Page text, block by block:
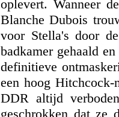
oplevert. Wanneer
Blanche Dubois
voor Stella's door
badkamer gehaald
definitieve
een hoog
DDR altijd
geschrokken dat ze